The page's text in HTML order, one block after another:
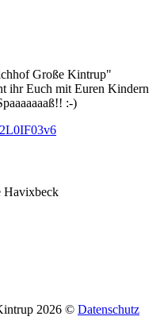
Große Kintrup"
ihr Euch mit Euren Kindern
:-)
Havixbeck
2026 © Datenschutz